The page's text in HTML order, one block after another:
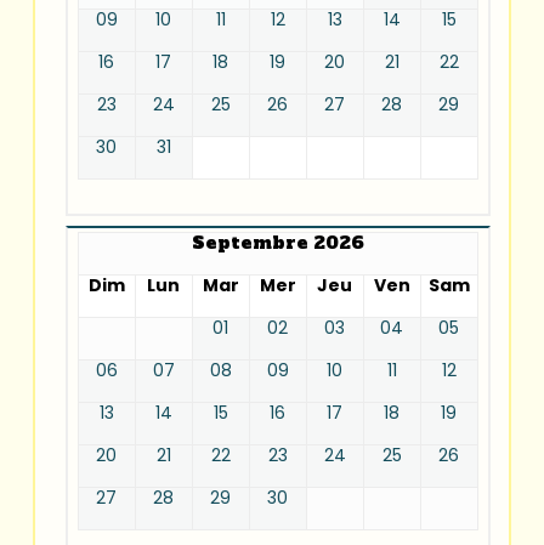
09
10 11 12 13 14
15
16
17 18 19 20 21
22
23
24 25 26 27 28
29
30
31
Septembre 2026
Dim
Lun Mar Mer Jeu Ven
Sam
01
02 03 04
05
06
07 08 09 10 11
12
13
14 15 16 17 18
19
20
21 22 23 24 25
26
27
28 29 30